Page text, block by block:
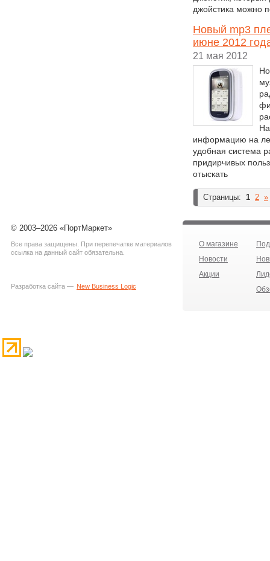
джойстика можно
Новый mp3
июне 2012
21 мая 2012
информацию на
удобная система
придирчивых
отыскать
Страницы: 1 2 »
© 2003–2026 «ПортМаркет»
Все права защищены. При перепечатке материалов
ссылка на данный сайт обязательна.
Разработка сайта — New Business Logic
О магазине
Новости
Акции